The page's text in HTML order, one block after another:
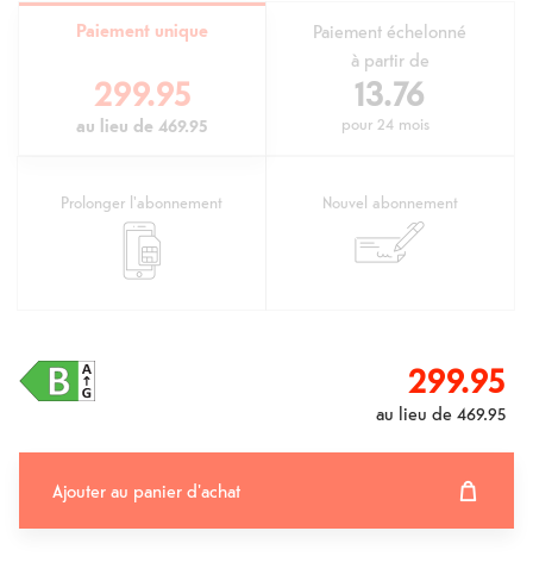
Paiement unique
299.95
au lieu de 469.95
Paiement échelonné
à partir de
13.76
pour 24 mois
Prolonger l'abonnement Nouvel abonnement
299.95
au lieu de469.95
Ajouter au panier d'achat